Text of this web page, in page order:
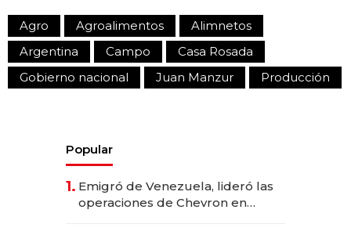
Agro Agroalimentos
Alimnetos
Argentina
Campo
Casa Rosada
Gobierno nacional
Juan Manzur Producción
Popular
1. Emigró de Venezuela, lideró las
operaciones de Chevron en